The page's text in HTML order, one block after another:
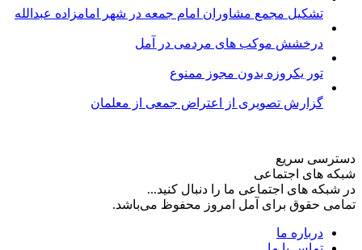
تشکیل مجمع مشاوران امام جمعه در شهر امامزاده عبدالله
درخشش موکب های مردمی در آمل
تور یکروزه بدون مجوز ممنوع
گزارش تصویری از اعتراض جمعی از معلمان
دسترسی سریع
شبکه های اجتماعی
در شبکه های اجتماعی ما را دنبال کنید...
تمامی حقوق برای آمل امروز محفوظ می‌باشد.
درباره ما